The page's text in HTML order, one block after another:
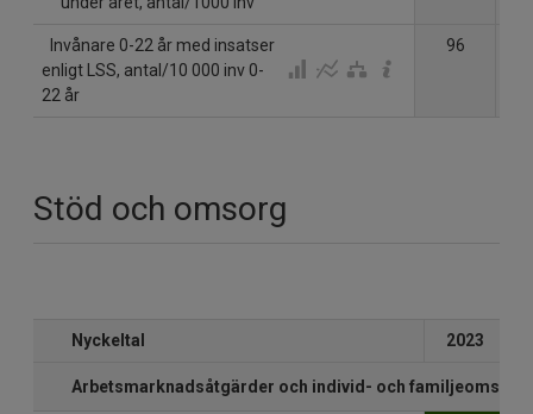
Invånare 0-22 år med insatser
enligt LSS, antal/10 000 inv 0-
22 år
96
Stöd och omsorg
Nyckeltal 2023
Arbetsmarknadsåtgärder och individ- och familjeomsorg